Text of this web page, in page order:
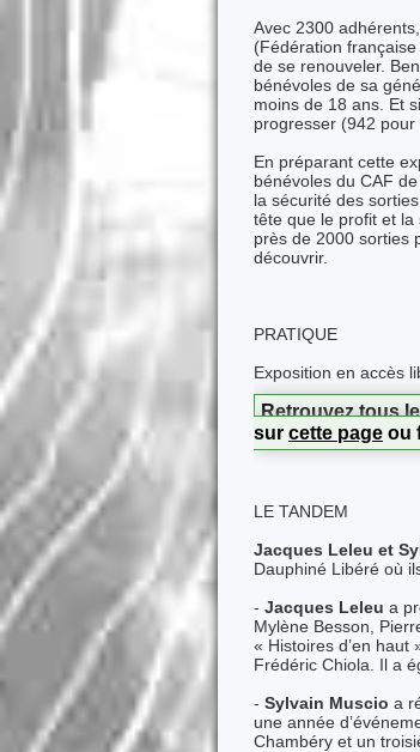
Avec 2300
(Fédération
de se renouveler.
bénévoles de sa
moins de 18 ans. Et
progresser (942 pour
En préparant cette
bénévoles du CAF
la sécurité des sorties
tête que le profit et la
près de 2000 sorties
découvrir.
PRATIQUE
Exposition en accès
Retrouvez tous
sur cette page ou
LE TANDEM
Jacques Leleu et
Dauphiné Libéré où
- Jacques Leleu a
Mylène Besson,
« Histoires d’en
Frédéric Chiola. Il a
- Sylvain Muscio a
une année
Chambéry et un